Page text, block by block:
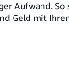
Aufwand.
Geld mit